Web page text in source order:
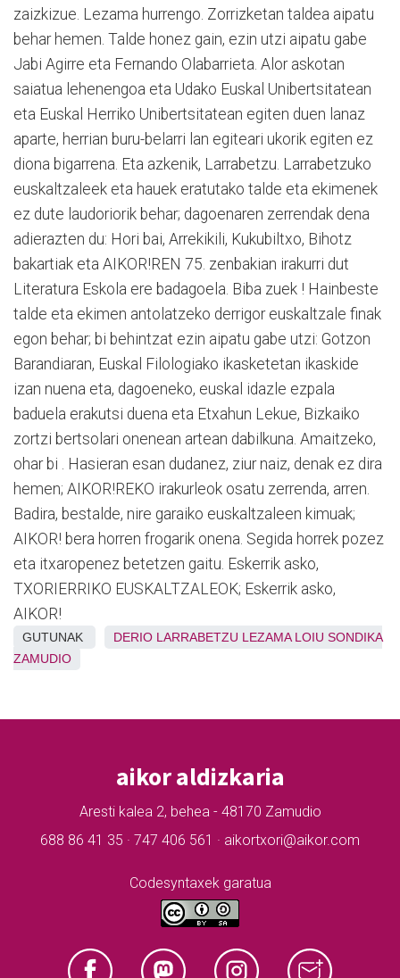
zaizkizue. Lezama hurrengo. Zorrizketan taldea aipatu
behar hemen. Talde honez gain, ezin utzi aipatu gabe
Jabi Agirre eta Fernando Olabarrieta. Alor askotan
saiatua lehenengoa eta Udako Euskal Unibertsitatean
eta Euskal Herriko Unibertsitatean egiten duen lanaz
aparte, herrian buru-belarri lan egiteari ukorik egiten ez
diona bigarrena. Eta azkenik, Larrabetzu. Larrabetzuko
euskaltzaleek eta hauek eratutako talde eta ekimenek
ez dute laudoriorik behar; dagoenaren zerrendak dena
adierazten du: Hori bai, Arrekikili, Kukubiltxo, Bihotz
bakartiak eta AIKOR!REN 75. zenbakian irakurri dut
Literatura Eskola ere badagoela. Biba zuek ! Hainbeste
talde eta ekimen antolatzeko derrigor euskaltzale finak
egon behar; bi behintzat ezin aipatu gabe utzi: Gotzon
Barandiaran, Euskal Filologiako ikasketetan ikaskide
izan nuena eta, dagoeneko, euskal idazle ezpala
baduela erakutsi duena eta Etxahun Lekue, Bizkaiko
zortzi bertsolari onenean artean dabilkuna. Amaitzeko,
ohar bi . Hasieran esan dudanez, ziur naiz, denak ez dira
hemen; AIKOR!REKO irakurleok osatu zerrenda, arren.
Badira, bestalde, nire garaiko euskaltzaleen kimuak;
AIKOR! bera horren frogarik onena. Segida horrek pozez
eta itxaropenez betetzen gaitu. Eskerrik asko,
TXORIERRIKO EUSKALTZALEOK; Eskerrik asko,
AIKOR!
GUTUNAK DERIO LARRABETZU LEZAMA LOIU SONDIKA
ZAMUDIO
aikor aldizkaria
Aresti kalea 2, behea - 48170 Zamudio
688 86 41 35 · 747 406 561 · aikortxori@aikor.com
Codesyntaxek garatua